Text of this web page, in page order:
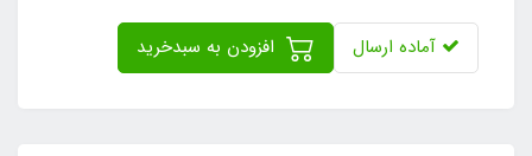
آماده ارسال